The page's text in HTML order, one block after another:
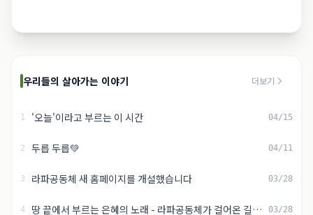
우리들의 살아가는 이야기 더보기
1 '오늘'이라고 부르는 이 시간 04/15
2 두릅 두릅💚 04/11
3 라파공동체 새 홈페이지를 개설했습니다 03/28
4
땅 끝에서 부르는 은혜의 노래 - 라파공동체가 걸어온 길,
03/28